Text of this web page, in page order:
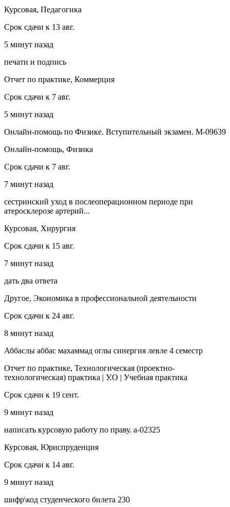
Курсовая, Педагогика
Срок сдачи к 13 авг.
5 минут назад
печати и подпись
Отчет по практике, Коммерция
Срок сдачи к 7 авг.
5 минут назад
Онлайн-помощь по Физике. Вступительный экзамен. М-09639
Онлайн-помощь, Физика
Срок сдачи к 7 авг.
7 минут назад
сестринский уход в послеоперационном периоде при
атеросклерозе артерий...
Курсовая, Хирургия
Срок сдачи к 15 авг.
7 минут назад
дать два ответа
Другое, Экономика в профессиональной деятельности
Срок сдачи к 24 авг.
8 минут назад
Аббаслы аббас махаммад оглы синергия левле 4 семестр
Отчет по практике, Технологическая (проектно-
технологическая) практика | У.О | Учебная практика
Срок сдачи к 19 сент.
9 минут назад
написать курсовую работу по праву. а-02325
Курсовая, Юриспруденция
Срок сдачи к 14 авг.
9 минут назад
шифр\код студенческого билета 230